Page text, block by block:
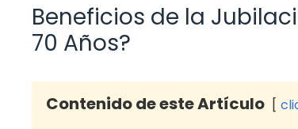
Beneficios de la
70 Años?
Contenido de este Artículo